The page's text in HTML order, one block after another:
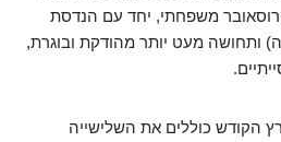
משפחתי, יחד עם הנדסת
ותחושה מעט יותר מהודקת ובוגרת,
הקודש כוללים את השלישייה